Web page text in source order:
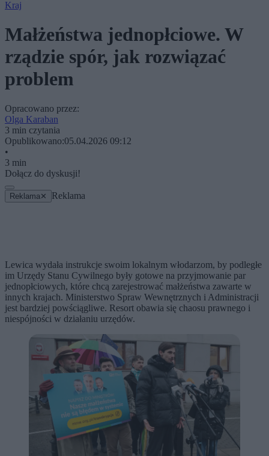
Kraj
Małżeństwa jednopłciowe. W
rządzie spór, jak rozwiązać
problem
Opracowano przez:
Olga Karaban
3 min czytania
Opublikowano:05.04.2026 09:12
•
3 min
Dołącz do dyskusji!
Reklama ✕ Reklama
Lewica wydała instrukcje swoim lokalnym włodarzom, by podległe
im Urzędy Stanu Cywilnego były gotowe na przyjmowanie par
jednopłciowych, które chcą zarejestrować małżeństwa zawarte w
innych krajach. Ministerstwo Spraw Wewnętrznych i Administracji
jest bardziej powściągliwe. Resort obawia się chaosu prawnego i
niespójności w działaniu urzędów.